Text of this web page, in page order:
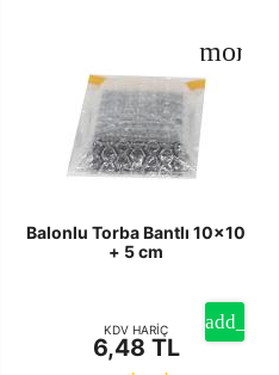
Balonlu Torba Bantlı 10x10
+ 5 cm
KDV HARİÇ
6,48 TL